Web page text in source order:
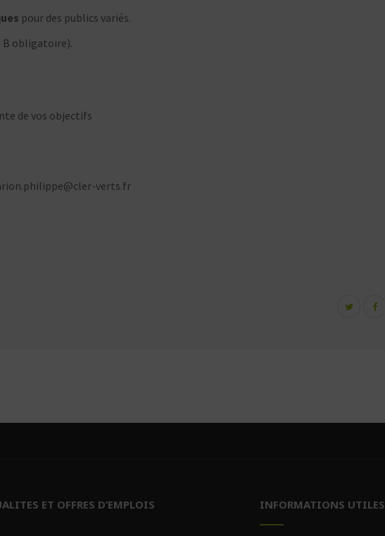
pour des publics variés.
B obligatoire).
de vos objectifs
verts.fr
ET OFFRES D’EMPLOIS INFORMATIONS UTILES